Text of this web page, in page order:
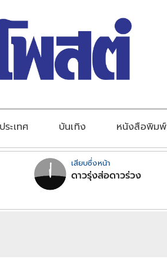
ระเทศ บันเทิง หนังสือพิมพ์
เสียบซึ่งหน้า
ดาวรุ่งส่อดาวร่วง